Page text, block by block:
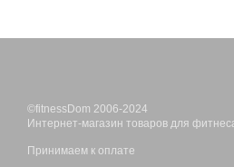
©fitnessDom 2006-2024
Интернет-магазин товаров для
Принимаем к оплате